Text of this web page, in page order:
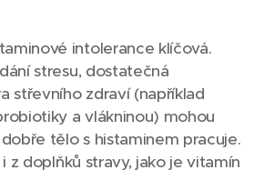
intolerance klíčová.
stresu, dostatečná
střevního zdraví (například
a vlákninou) mohou
tělo s histaminem pracuje.
z doplňků stravy, jako je vitamín